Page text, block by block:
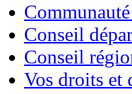
Conseil
Conseil
Vos droits et